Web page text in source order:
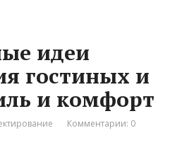
идеи
гостиных и
и комфорт
Комментарии: 0